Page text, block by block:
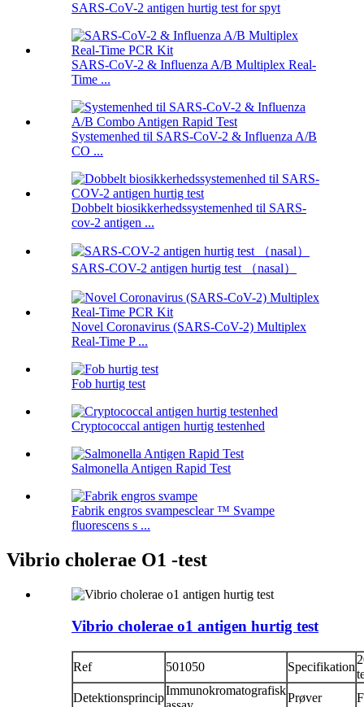
SARS-CoV-2 antigen hurtig test for spyt
SARS-CoV-2 & Influenza A/B Multiplex Real-
Time ...
Systemenhed til SARS-CoV-2 & Influenza A/B
CO ...
Dobbelt biosikkerhedssystemenhed til SARS-
cov-2 antigen ...
SARS-COV-2 antigen hurtig test （nasal）
Novel Coronavirus (SARS-CoV-2) Multiplex
Real-Time P ...
Fob hurtig test
Cryptococcal antigen hurtig testenhed
Salmonella Antigen Rapid Test
Fabrik engros svampesclear ™ Svampe
fluorescens s ...
Vibrio cholerae O1 -test
Vibrio cholerae o1 antigen hurtig test
Ref 501050 Specifikation
Detektionsprincip
Immunokromatografisk
Prøver